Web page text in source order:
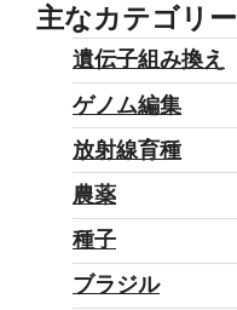
主なカテゴリー
遺伝子組み換え
ゲノム編集
放射線育種
農薬
種子
ブラジル